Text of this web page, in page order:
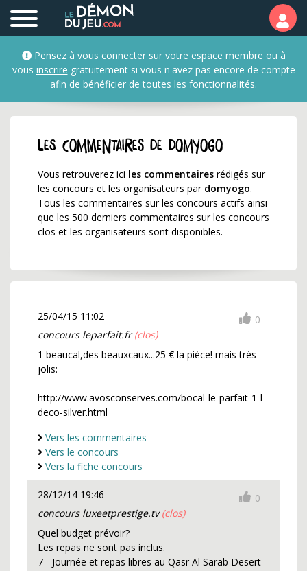
Les commentaires de
Pensez à vous connectersur votre espace membre ou à
vous inscrire gratuitement si vous n'avez pas encore de compte
afin de bénéficier de toutes les fonctionnalités.
Les commentaires de domyogo
Vous retrouverez ici les commentaires rédigés sur
les concours et les organisateurs par domyogo.
Tous les commentaires sur les concours actifs ainsi
que les 500 derniers commentaires sur les concours
clos et les organisateurs sont disponibles.
25/04/15 11:02
0
concours leparfait.fr(clos)
1 beaucal,des beauxcaux...25 € la pièce! mais très
jolis:
http://www.avosconserves.com/bocal-le-parfait-1-l-
deco-silver.html
Vers les commentaires
Vers le concours
Vers la fiche concours
28/12/14 19:46
0
concours luxeetprestige.tv(clos)
Quel budget prévoir?
Les repas ne sont pas inclus.
7 - Journée et repas libres au Qasr Al Sarab Desert